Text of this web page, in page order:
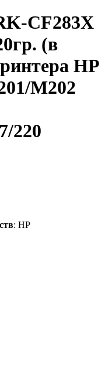
CF283X
(в
HP
M202
220
: HP